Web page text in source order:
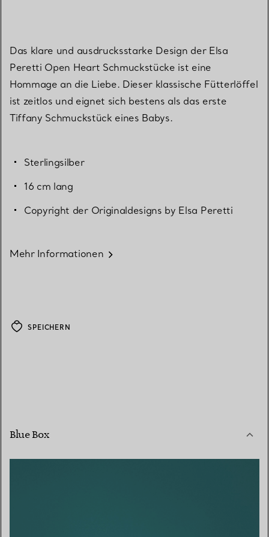
Das klare und ausdrucksstarke Design der Elsa
Peretti Open Heart Schmuckstücke ist eine
Hommage an die Liebe. Dieser klassische Fütterlöffel
ist zeitlos und eignet sich bestens als das erste
Tiffany Schmuckstück eines Babys.
Sterlingsilber
16 cm lang
Copyright der Originaldesigns by Elsa Peretti
Mehr Informationen
SPEICHERN
Blue Box